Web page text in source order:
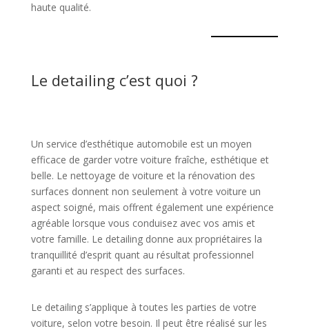
haute qualité.
Le detailing c’est quoi ?
Un service d’esthétique automobile est un moyen
efficace de garder votre voiture fraîche, esthétique et
belle. Le nettoyage de voiture et la rénovation des
surfaces donnent non seulement à votre voiture un
aspect soigné, mais offrent également une expérience
agréable lorsque vous conduisez avec vos amis et
votre famille. Le detailing donne aux propriétaires la
tranquillité d’esprit quant au résultat professionnel
garanti et au respect des surfaces.
Le detailing s’applique à toutes les parties de votre
voiture, selon votre besoin. Il peut être réalisé sur les